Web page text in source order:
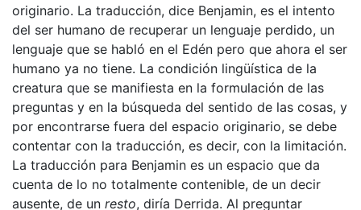
originario. La traducción, dice Benjamin, es el intento
del ser humano de recuperar un lenguaje perdido, un
lenguaje que se habló en el Edén pero que ahora el ser
humano ya no tiene. La condición lingüística de la
creatura que se manifiesta en la formulación de las
preguntas y en la búsqueda del sentido de las cosas, y
por encontrarse fuera del espacio originario, se debe
contentar con la traducción, es decir, con la limitación.
La traducción para Benjamin es un espacio que da
cuenta de lo no totalmente contenible, de un decir
ausente, de un resto, diría Derrida. Al preguntar